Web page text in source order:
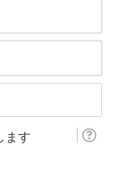
名
ー
ア
ー
ます